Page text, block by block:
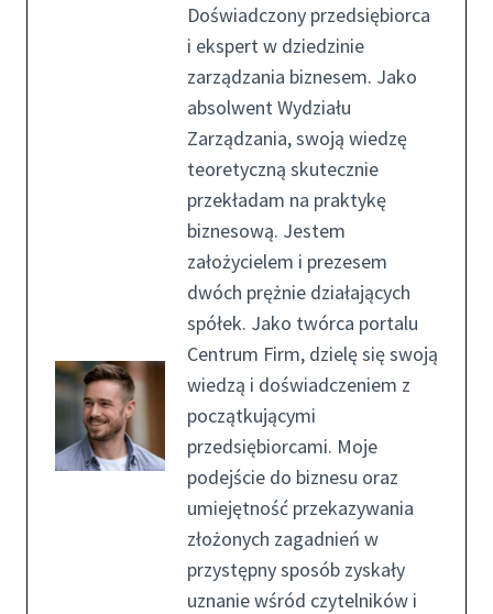
Doświadczony przedsiębiorca
i ekspert w dziedzinie
zarządzania biznesem. Jako
absolwent Wydziału
Zarządzania, swoją wiedzę
teoretyczną skutecznie
przekładam na praktykę
biznesową. Jestem
założycielem i prezesem
dwóch prężnie działających
spółek. Jako twórca portalu
Centrum Firm, dzielę się swoją
wiedzą i doświadczeniem z
początkującymi
przedsiębiorcami. Moje
podejście do biznesu oraz
umiejętność przekazywania
złożonych zagadnień w
przystępny sposób zyskały
uznanie wśród czytelników i